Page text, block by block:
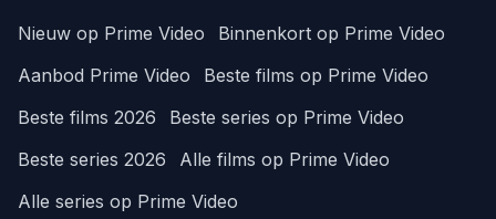
Nieuw op Prime Video
Binnenkort op Prime Video
Aanbod Prime Video
Beste films op Prime Video
Beste films 2026
Beste series op Prime Video
Beste series 2026
Alle films op Prime Video
Alle series op Prime Video